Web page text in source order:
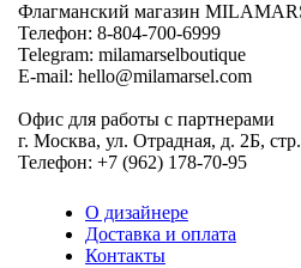
Флагманский магазин
Телефон: 8-804-700-6999
Telegram: milamarselboutique
E-mail: hello@milamarsel.com
Офис для работы с партнерами
г. Москва, ул. Отрадная, д. 2Б,
Телефон: +7 (962) 178-70-95
О дизайнере
Доставка и оплата
Контакты